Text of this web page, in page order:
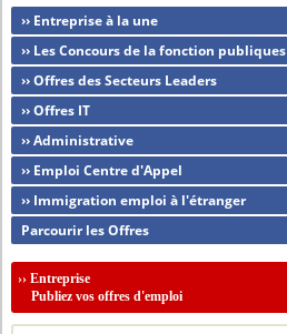
›› Entreprise à la une
›› Les Concours de la fonction publiques
›› Offres des Secteurs Leaders
›› Offres IT
›› Administrative
›› Emploi Centre d'Appel
›› Immigration emploi à l'étranger
Parcourir les Offres
››Entreprise
Publiez vos offres d'emploi